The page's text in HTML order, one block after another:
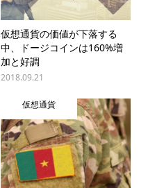
仮想通貨の価値が下落する
中、ドージコインは160%増
加と好調
2018.09.21
仮想通貨